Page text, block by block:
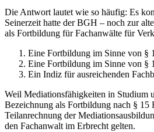
Die Antwort lautet wie so häufig: Es
Seinerzeit hatte der BGH – noch zur
als Fortbildung für Fachanwälte für
Eine Fortbildung im Sinne von §
Eine Fortbildung im Sinne von §
Ein Indiz für ausreichenden
Weil Mediationsfähigkeiten in Studium
Bezeichnung als Fortbildung nach § 15
Teilanrechnung der
den Fachanwalt im Erbrecht gelten.